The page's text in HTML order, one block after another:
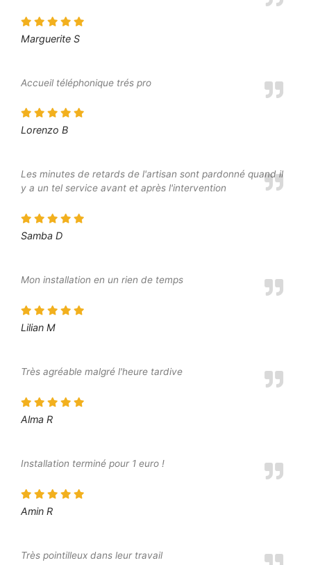
Marguerite S
Accueil téléphonique trés pro
Lorenzo B
Les minutes de retards de l'artisan sont pardonné quand il
y a un tel service avant et après l'intervention
Samba D
Mon installation en un rien de temps
Lilian M
Très agréable malgré l'heure tardive
Alma R
Installation terminé pour 1 euro !
Amin R
Très pointilleux dans leur travail